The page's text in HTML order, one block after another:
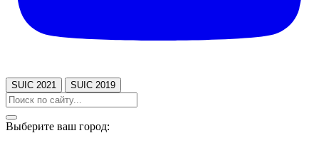
SUIC 2021 SUIC 2019
Выберите ваш город: